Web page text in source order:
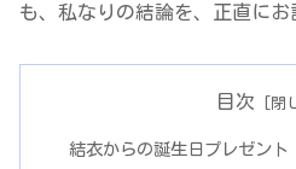
も、私なりの結論を、正直にお
目次
結衣からの誕生日プレゼント